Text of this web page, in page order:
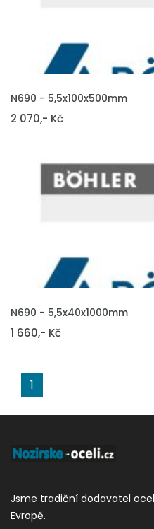
VLOŽIT DO KOŠÍKU
N690 - 5,5x100x500mm
2 070,- Kč
VLOŽIT DO KOŠÍKU
N690 - 5,5x40x1000mm
1 660,- Kč
1
Jsme tradiční dodavatel
Evropě.